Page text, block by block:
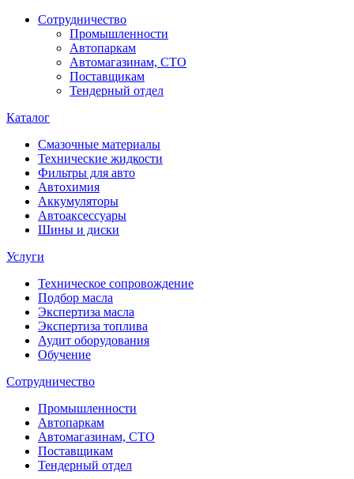
Сотрудничество
Промышленности
Автопаркам
Автомагазинам, СТО
Поставщикам
Тендерный отдел
Каталог
Смазочные материалы
Технические жидкости
Фильтры для авто
Автохимия
Аккумуляторы
Автоаксессуары
Шины и диски
Услуги
Техническое сопровождение
Подбор масла
Экспертиза масла
Экспертиза топлива
Аудит оборудования
Обучение
Сотрудничество
Промышленности
Автопаркам
Автомагазинам, СТО
Поставщикам
Тендерный отдел